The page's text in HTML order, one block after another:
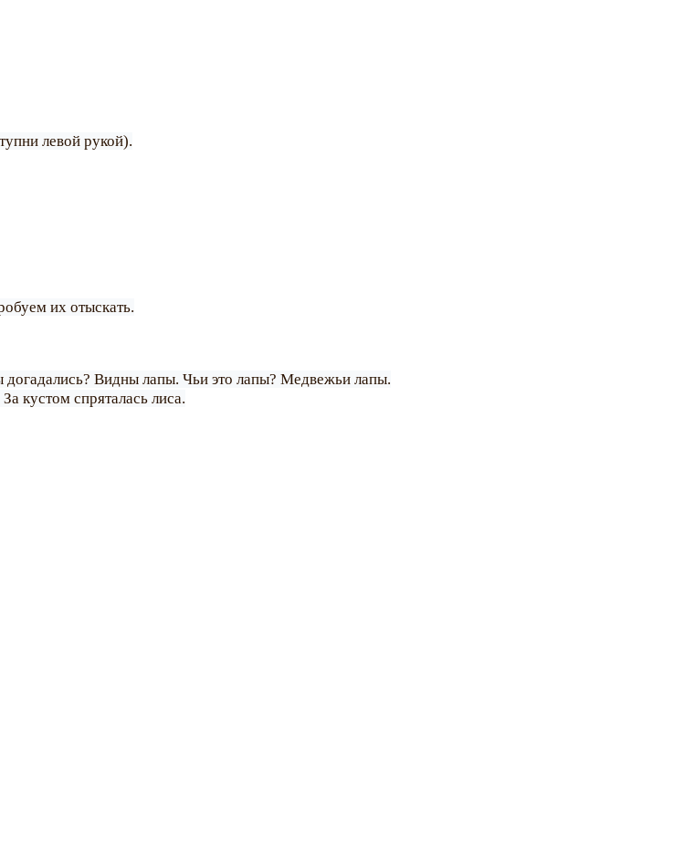
левой рукой).
их отыскать.
догадались? Видны лапы. Чьи это лапы? Медвежьи лапы.
кустом спряталась лиса.